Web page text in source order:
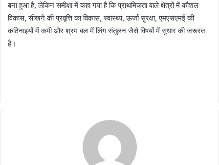
बना हुआ है, लेकिन समीक्षा में कहा गया है कि प्राथमिकता वाले क्षेत्रों में कौशल
विकास, सीखने की प्रवृत्ति का विकास, स्वास्थ्य, ऊर्जा सुरक्षा, एमएसएमई की
कठिनाइयों में कमी और श्रम बल में लिंग संतुलन जैसे विषयों में सुधार की जरूरत
है।